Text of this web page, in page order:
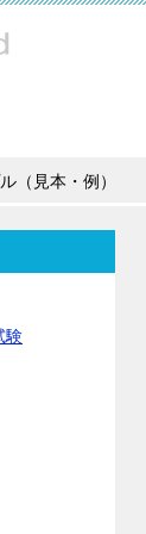
（見本・例）
験